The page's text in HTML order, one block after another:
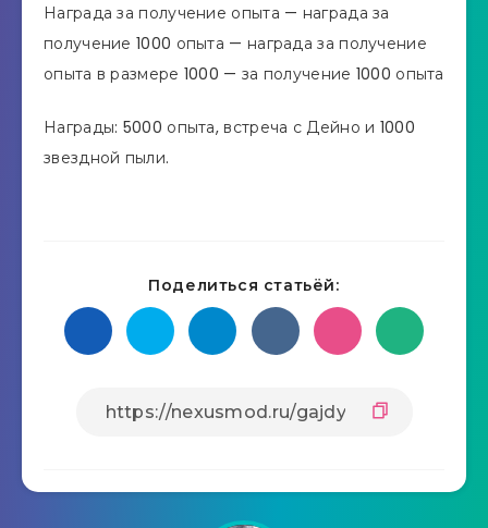
Награда за получение опыта — награда за
получение 1000 опыта — награда за получение
опыта в размере 1000 — за получение 1000 опыта
Награды: 5000 опыта, встреча с Дейно и 1000
звездной пыли.
Поделиться статьёй: